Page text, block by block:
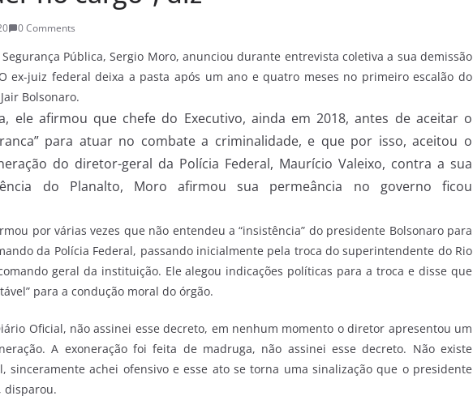
0 Comments
Pública, Sergio Moro, anunciou durante entrevista coletiva a sua demissão
ex-juiz federal deixa a pasta após um ano e quatro meses no primeiro escalão do
Bolsonaro.
ele afirmou que chefe do Executivo, ainda em 2018, antes de aceitar o
para atuar no combate a criminalidade, e que por isso, aceitou o
do diretor-geral da Polícia Federal, Maurício Valeixo, contra a sua
do Planalto, Moro afirmou sua permeância no governo ficou
por várias vezes que não entendeu a “insistência” do presidente Bolsonaro para
da Polícia Federal, passando inicialmente pela troca do superintendente do Rio
geral da instituição. Ele alegou indicações políticas para a troca e disse que
para a condução moral do órgão.
Oficial, não assinei esse decreto, em nenhum momento o diretor apresentou um
A exoneração foi feita de madruga, não assinei esse decreto. Não existe
sinceramente achei ofensivo e esse ato se torna uma sinalização que o presidente
disparou.